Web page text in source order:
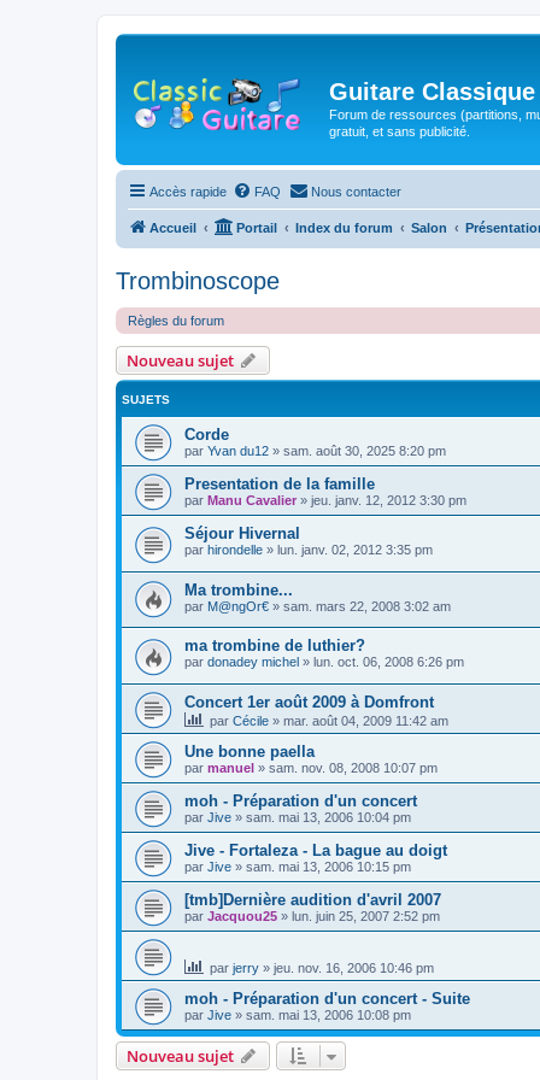
Guitare Classique
Forum de ressources (partitions,
gratuit, et sans publicité.
Accès rapide FAQ Nous contacter
Accueil Portail Index du forum Salon
Trombinoscope
Règles du forum
Nouveau sujet
SUJETS
Corde
par Yvan du12 » sam. août 30, 2025 8:20 pm
Presentation de la famille
par Manu Cavalier » jeu. janv. 12, 2012 3:30 pm
Séjour Hivernal
par hirondelle » lun. janv. 02, 2012 3:35 pm
Ma trombine...
par M@ngOr€ » sam. mars 22, 2008 3:02 am
ma trombine de luthier?
par donadey michel » lun. oct. 06, 2008 6:26 pm
Concert 1er août 2009 à Domfront
par Cécile » mar. août 04, 2009 11:42 am
Une bonne paella
par manuel » sam. nov. 08, 2008 10:07 pm
moh - Préparation d'un concert
par Jive » sam. mai 13, 2006 10:04 pm
Jive - Fortaleza - La bague au doigt
par Jive » sam. mai 13, 2006 10:15 pm
[tmb]Dernière audition d'avril 2007
par Jacquou25 » lun. juin 25, 2007 2:52 pm
par jerry » jeu. nov. 16, 2006 10:46 pm
moh - Préparation d'un concert - Suite
par Jive » sam. mai 13, 2006 10:08 pm
Nouveau sujet